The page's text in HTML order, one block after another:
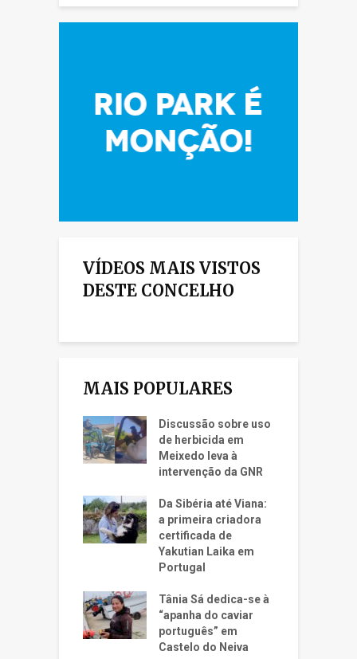
VÍDEOS MAIS VISTOS
DESTE CONCELHO
MAIS POPULARES
Discussão sobre uso
de herbicida em
Meixedo leva à
intervenção da GNR
Da Sibéria até Viana:
a primeira criadora
certificada de
Yakutian Laika em
Portugal
Tânia Sá dedica-se à
“apanha do caviar
português” em
Castelo do Neiva